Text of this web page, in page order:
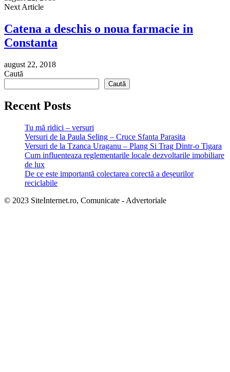
Next Article
Catena a deschis o noua farmacie in
Constanta
august 22, 2018
Caută
Caută
Recent Posts
Tu mă ridici – versuri
Versuri de la Paula Seling – Cruce Sfanta Parasita
Versuri de la Tzanca Uraganu – Plang Si Trag Dintr-o Tigara
Cum influenteaza reglementarile locale dezvoltarile imobiliare
de lux
De ce este importantă colectarea corectă a deșeurilor
reciclabile
© 2023 SiteInternet.ro, Comunicate - Advertoriale